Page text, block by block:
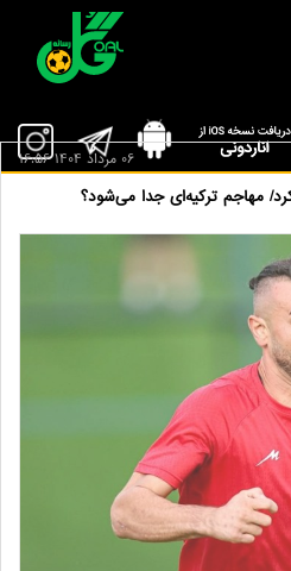
مهاجم ترکیه‌ای جدا می‌شود؟
06 مرداد 1404 16:56